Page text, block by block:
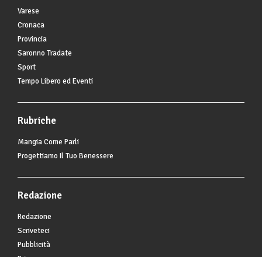
Varese
Cronaca
Provincia
Saronno Tradate
Sport
Tempo Libero ed Eventi
Rubriche
Mangia Come Parli
Progettiamo Il Tuo Benessere
Redazione
Redazione
Scriveteci
Pubblicità